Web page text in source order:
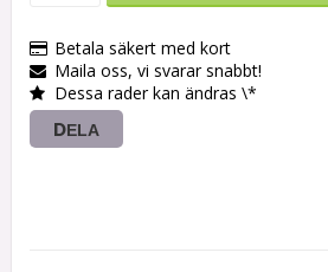
Betala säkert med kort
Maila oss, vi svarar snabbt!
Dessa rader kan ändras \*
DELA